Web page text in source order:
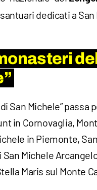
dedicati a San
San Michele”
in Cornovaglia,
in Piemonte,
Michele
Maris sul Monte